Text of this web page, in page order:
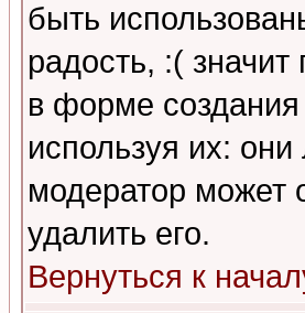
быть
радость, :(
в форме
используя их:
модератор может
удалить его.
Вернуться к